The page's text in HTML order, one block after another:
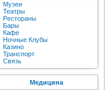
Музеи
Театры
Рестораны
Бары
Кафе
Ночные Клубы
Казино
Транспорт
Связь
Медицина